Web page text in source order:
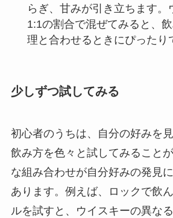
らぎ、甘みが引き立ちます。
1:1の割合で混ぜてみると、
理と合わせるときにぴったり
少しずつ試してみる
初心者のうちは、自分の好みを
飲み方を色々と試してみること
な組み合わせが自分好みの発見
あります。例えば、ロックで飲
ルを試すと、ウイスキーの異な